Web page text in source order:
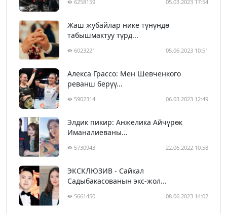
6258159 05.03.2023 17:54
Жаш жубайлар нике түнүндө
табышмактуу түрд...
6023221 05.06.2023 10:51
Алекса Грассо: Мен Шевченкого
реванш берүү...
5902314 06.03.2023 12:49
Элдик пикир: Анжелика Айчүрөк
Иманалиеваны...
5730943 22.06.2022 10:58
ЭКСКЛЮЗИВ - Сайкал
Садыбакасованын экс-жол...
5661450 08.06.2023 14:02